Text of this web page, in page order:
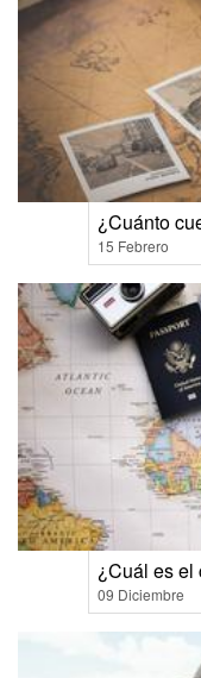
¿Cuánto
15 Febrero
¿Cuál es el
09 Diciembre